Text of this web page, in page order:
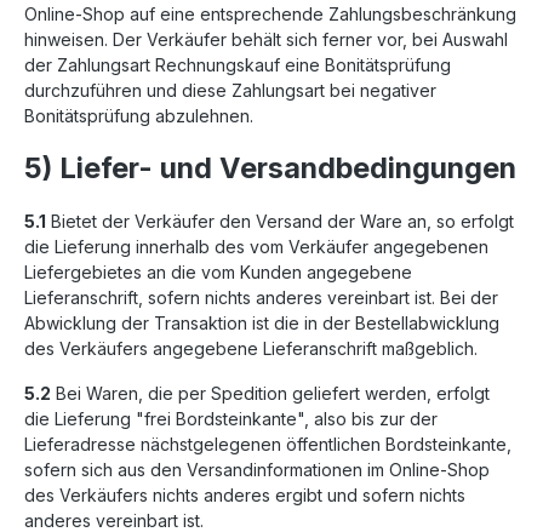
Online-Shop auf eine entsprechende Zahlungsbeschränkung
hinweisen. Der Verkäufer behält sich ferner vor, bei Auswahl
der Zahlungsart Rechnungskauf eine Bonitätsprüfung
durchzuführen und diese Zahlungsart bei negativer
Bonitätsprüfung abzulehnen.
5) Liefer- und Versandbedingungen
5.1 Bietet der Verkäufer den Versand der Ware an, so erfolgt
die Lieferung innerhalb des vom Verkäufer angegebenen
Liefergebietes an die vom Kunden angegebene
Lieferanschrift, sofern nichts anderes vereinbart ist. Bei der
Abwicklung der Transaktion ist die in der Bestellabwicklung
des Verkäufers angegebene Lieferanschrift maßgeblich.
5.2 Bei Waren, die per Spedition geliefert werden, erfolgt
die Lieferung "frei Bordsteinkante", also bis zur der
Lieferadresse nächstgelegenen öffentlichen Bordsteinkante,
sofern sich aus den Versandinformationen im Online-Shop
des Verkäufers nichts anderes ergibt und sofern nichts
anderes vereinbart ist.